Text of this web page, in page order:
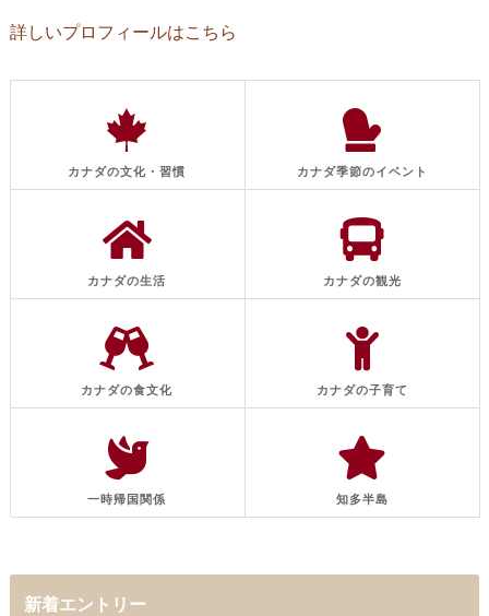
詳しいプロフィールはこちら
カナダの文化・習慣 カナダ季節のイベント
カナダの生活 カナダの観光
カナダの食文化 カナダの子育て
一時帰国関係 知多半島
新着エントリー